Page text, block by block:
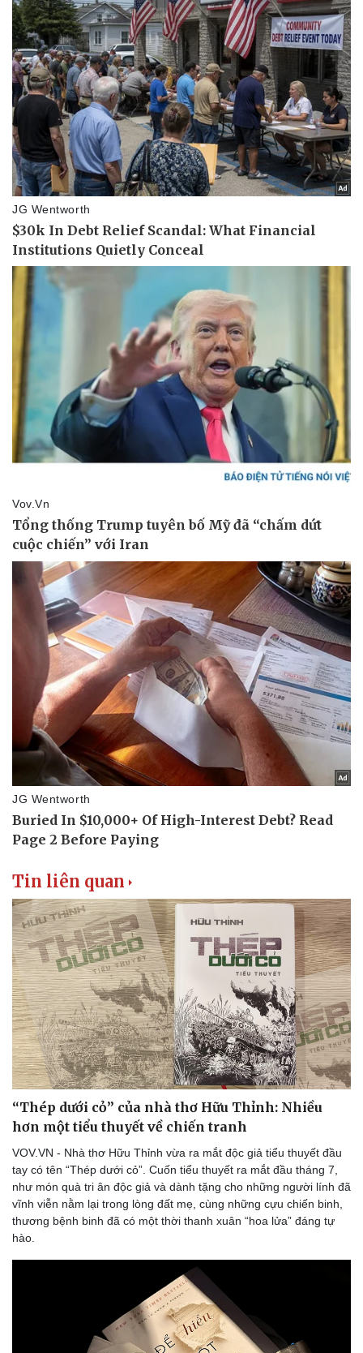
Doanh nghiệp
Thông tin doanh nghiệp
Doanh nghiệp 24h
Doanh nhân
Vì cộng đồng
Công nghệ
Sành điệu
Tin Công nghệ
Trải nghiệm
Chuyển đổi số
Sức khỏe
Dinh dưỡng - món ngon
Cây thuốc
Sản phụ khoa
Phòng mạch online
Ăn sạch sống khỏe
Đời sống
Nhà đẹp
Tình yêu - Gia đình
Tin liên quan
“Thép dưới cỏ” của nhà thơ Hữu Thỉnh: Nhiều
hơn một tiểu thuyết về chiến tranh
VOV.VN - Nhà thơ Hữu Thỉnh vừa ra mắt độc giả tiểu thuyết đầu
tay có tên “Thép dưới cỏ”. Cuốn tiểu thuyết ra mắt đầu tháng 7,
như món quà tri ân độc giả và dành tặng cho những người lính đã
vĩnh viễn nằm lại trong lòng đất mẹ, cùng những cựu chiến binh,
thương bệnh binh đã có một thời thanh xuân “hoa lửa” đáng tự
hào.